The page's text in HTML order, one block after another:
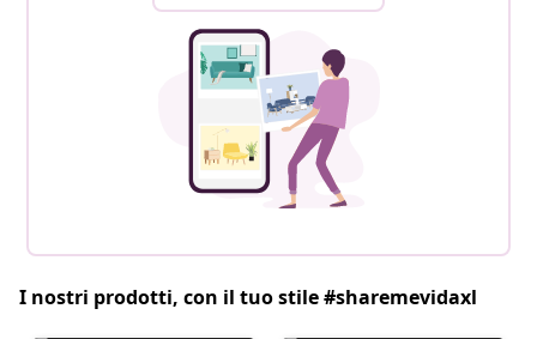
I nostri prodotti, con il tuo stile #sharemevidaxl